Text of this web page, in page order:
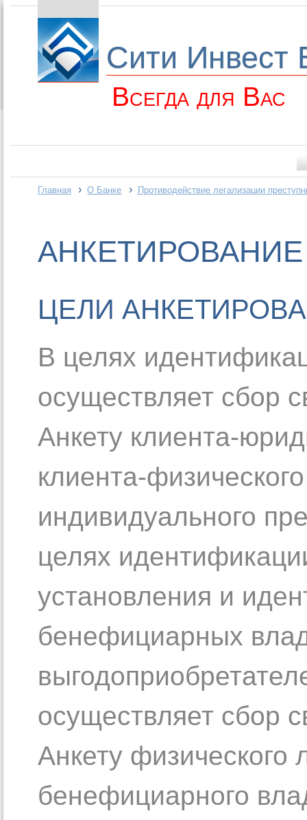
Сити Инвест
Всегда для Вас
Главная ›О Банке › Противодействие легализации
АНКЕТИРОВАНИЕ
ЦЕЛИ
В целях
осуществляет сбор
Анкету клиента-
клиента-
индивидуального
целях
установления и
бенефициарных
осуществляет сбор
Анкету физического
бенефициарного